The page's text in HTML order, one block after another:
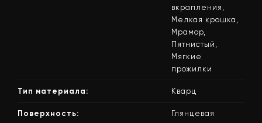
вкрапления,
Мелкая крошка,
Мрамор,
Пятнистый,
Мягкие
прожилки
Тип материала: Кварц
Поверхность: Глянцевая